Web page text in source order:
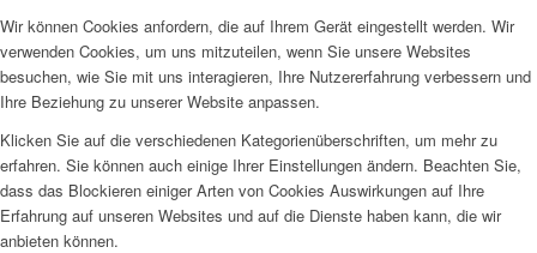
Wir können Cookies anfordern, die auf Ihrem Gerät eingestellt werden. Wir
verwenden Cookies, um uns mitzuteilen, wenn Sie unsere Websites
besuchen, wie Sie mit uns interagieren, Ihre Nutzererfahrung verbessern und
Ihre Beziehung zu unserer Website anpassen.
Klicken Sie auf die verschiedenen Kategorienüberschriften, um mehr zu
erfahren. Sie können auch einige Ihrer Einstellungen ändern. Beachten Sie,
dass das Blockieren einiger Arten von Cookies Auswirkungen auf Ihre
Erfahrung auf unseren Websites und auf die Dienste haben kann, die wir
anbieten können.